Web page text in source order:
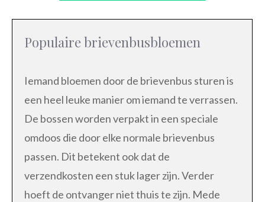
Populaire brievenbusbloemen
Iemand bloemen door de brievenbus sturen is
een heel leuke manier om iemand te verrassen.
De bossen worden verpakt in een speciale
omdoos die door elke normale brievenbus
passen. Dit betekent ook dat de
verzendkosten een stuk lager zijn. Verder
hoeft de ontvanger niet thuis te zijn. Mede